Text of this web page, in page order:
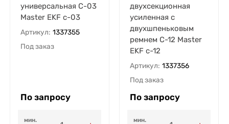
универсальная С-03
Master EKF c-03
Артикул: 1337355
Под заказ
По запросу
мин.
двухсекционная
усиленная с
двухшпеньковым
ремнем С-12 Master
EKF c-12
Артикул: 1337356
Под заказ
По запросу
мин.